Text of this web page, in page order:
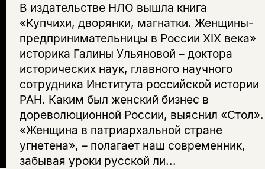
В издательстве НЛО вышла книга
«Купчихи, дворянки, магнатки. Женщины-
предпринимательницы в России XIX века»
историка Галины Ульяновой – доктора
исторических наук, главного научного
сотрудника Института российской истории
РАН. Каким был женский бизнес в
дореволюционной России, выяснил «Стол».
«Женщина в патриархальной стране
угнетена», – полагает наш современник,
забывая уроки русской ли...